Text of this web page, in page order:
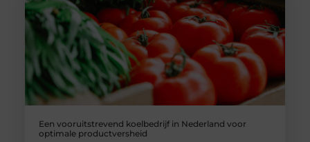
Een vooruitstrevend koelbedrijf in Nederland voor
optimale productversheid